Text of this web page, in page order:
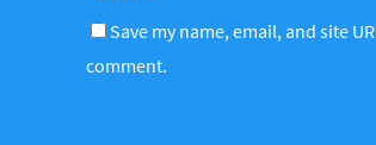
Save my name, email, and site
comment.